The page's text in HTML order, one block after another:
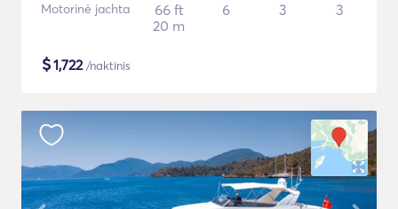
Motorinė jachta
66 ft
20 m
6 3 3
$1,722/naktinis